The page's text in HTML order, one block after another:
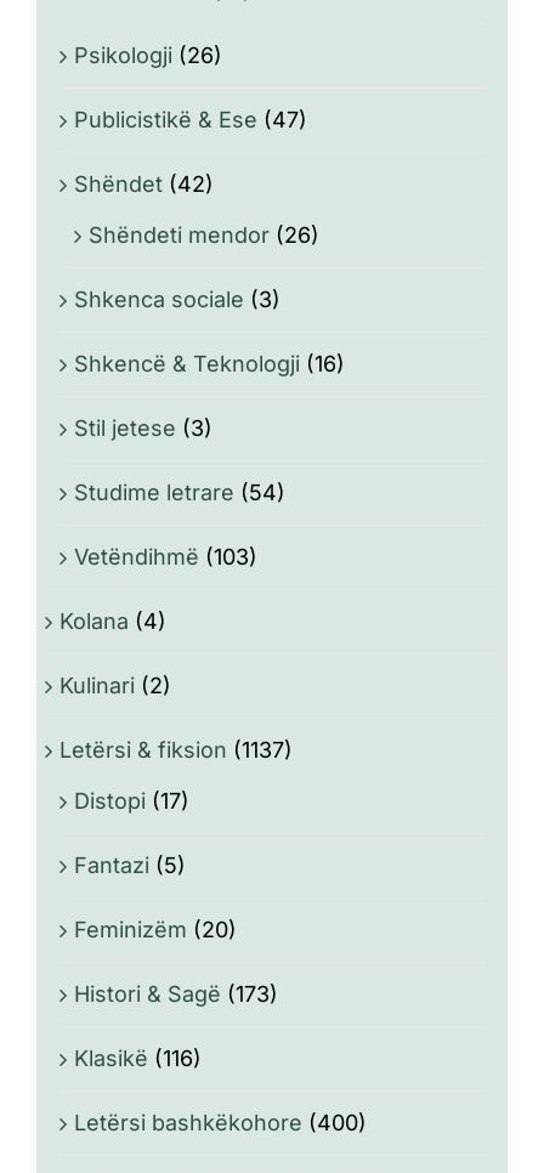
Psikologji (26)
Publicistikë & Ese (47)
Shëndet (42)
Shëndeti mendor (26)
Shkenca sociale (3)
Shkencë & Teknologji (16)
Stil jetese (3)
Studime letrare (54)
Vetëndihmë (103)
Kolana (4)
Kulinari (2)
Letërsi & fiksion (1137)
Distopi (17)
Fantazi (5)
Feminizëm (20)
Histori & Sagë (173)
Klasikë (116)
Letërsi bashkëkohore (400)